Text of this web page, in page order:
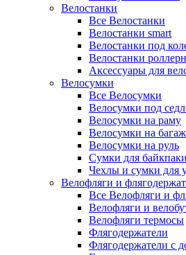
Велостанки
Все Велостанки
Велостанки smart
Велостанки под
Велостанки
Аксессуары для
Велосумки
Все Велосумки
Велосумки под
Велосумки на раму
Велосумки на
Велосумки на руль
Сумки для
Чехлы и сумки для
Велофляги и
Все Велофляги и
Велофляги и
Велофляги термосы
Флягодержатели
Флягодержатели с